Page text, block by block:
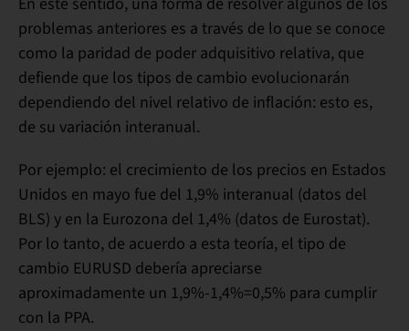
problemas anteriores es a través de lo que se conoce
como la paridad de poder adquisitivo relativa, que
defiende que los tipos de cambio evolucionarán
dependiendo del nivel relativo de inflación: esto es,
de su variación interanual.
Por ejemplo: el crecimiento de los precios en Estados
Unidos en mayo fue del 1,9% interanual (datos del
BLS) y en la Eurozona del 1,4% (datos de Eurostat).
Por lo tanto, de acuerdo a esta teoría, el tipo de
cambio EURUSD debería apreciarse
aproximadamente un 1,9%-1,4%=0,5% para cumplir
con la PPA.